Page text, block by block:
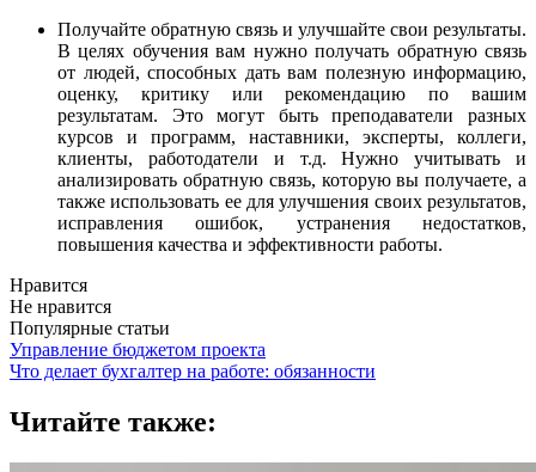
Получайте обратную связь и улучшайте свои результаты.
В целях обучения вам нужно получать обратную связь
от людей, способных дать вам полезную информацию,
оценку, критику или рекомендацию по вашим
результатам. Это могут быть преподаватели разных
курсов и программ, наставники, эксперты, коллеги,
клиенты, работодатели и т.д. Нужно учитывать и
анализировать обратную связь, которую вы получаете, а
также использовать ее для улучшения своих результатов,
исправления ошибок, устранения недостатков,
повышения качества и эффективности работы.
Нравится
Не нравится
Популярные статьи
Управление бюджетом проекта
Что делает бухгалтер на работе: обязанности
Читайте также: